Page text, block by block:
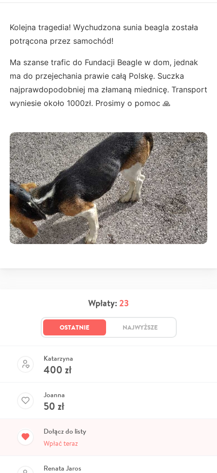
Kolejna tragedia! Wychudzona sunia beagla została
potrącona przez samochód!
Ma szanse trafic do Fundacji Beagle w dom, jednak
ma do przejechania prawie całą Polskę. Suczka
najprawdopodobniej ma złamaną miednicę. Transport
wyniesie około 1000zł. Prosimy o pomoc 🙏
Wpłaty: 23
OSTATNIE NAJWYŻSZE
Katarzyna
400 zł
Joanna
50 zł
Dołącz do listy
Wpłać teraz
Renata Jaros